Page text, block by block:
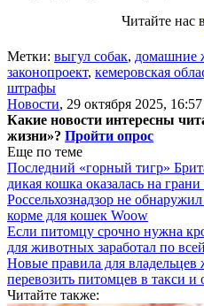
Читайте нас в
Метки: выгул собак, домашние
законопроект, кемеровская
штрафы
Новости, 29 октября 2025, 16:57
Какие новости интересны
жизни»? Пройти опрос
Еще по теме
Последний «горный тигр»
дикая кошка оказалась на
Россельхознадзор не
корме для кошек Woow
Если питомцу срочно нужна
для животных заработал по
Новые правила для владельцев
перевозить питомцев в такси
Читайте также: